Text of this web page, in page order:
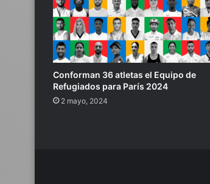
Conforman 36 atletas el Equipo de
Refugiados para París 2024
2 mayo, 2024